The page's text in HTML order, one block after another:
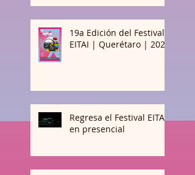
19a Edición del Festival
EITAI | Querétaro | 2024
Regresa el Festival EITAI
en presencial